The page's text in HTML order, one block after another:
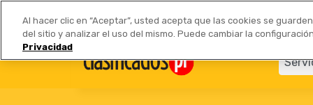
Anúnciate | Tarifas Socios
Al hacer clic en “Aceptar”, usted acepta que las cookies se
del sitio y analizar el uso del mismo. Puede cambiar la
Privacidad